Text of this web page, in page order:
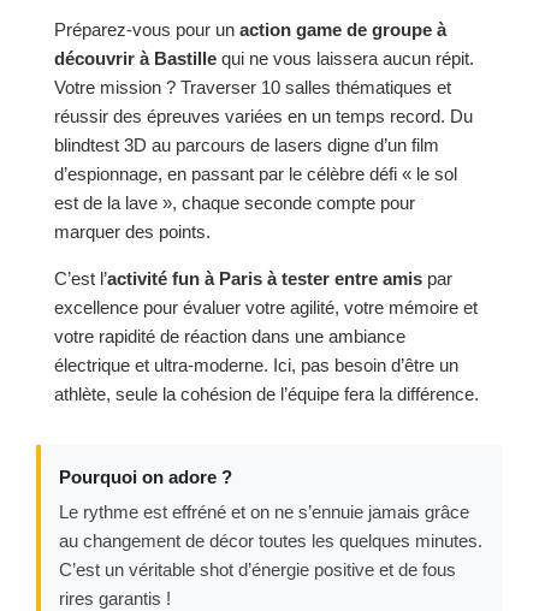
Préparez-vous pour un action game de groupe à
découvrir à Bastille qui ne vous laissera aucun répit.
Votre mission ? Traverser 10 salles thématiques et
réussir des épreuves variées en un temps record. Du
blindtest 3D au parcours de lasers digne d’un film
d’espionnage, en passant par le célèbre défi « le sol
est de la lave », chaque seconde compte pour
marquer des points.
C’est l’activité fun à Paris à tester entre amis par
excellence pour évaluer votre agilité, votre mémoire et
votre rapidité de réaction dans une ambiance
électrique et ultra-moderne. Ici, pas besoin d’être un
athlète, seule la cohésion de l’équipe fera la différence.
Pourquoi on adore ?
Le rythme est effréné et on ne s’ennuie jamais grâce
au changement de décor toutes les quelques minutes.
C’est un véritable shot d’énergie positive et de fous
rires garantis !